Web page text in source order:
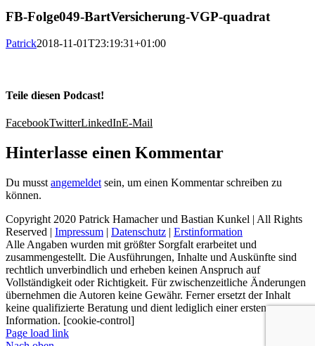
FB-Folge049-BartVersicherung-VGP-quadrat
Patrick2018-11-01T23:19:31+01:00
Teile diesen Podcast!
FacebookTwitterLinkedInE-Mail
Hinterlasse einen Kommentar
Du musst angemeldet sein, um einen Kommentar schreiben zu
können.
Copyright 2020 Patrick Hamacher und Bastian Kunkel | All Rights
Reserved | Impressum | Datenschutz | Erstinformation
Alle Angaben wurden mit größter Sorgfalt erarbeitet und
zusammengestellt. Die Ausführungen, Inhalte und Auskünfte sind
rechtlich unverbindlich und erheben keinen Anspruch auf
Vollständigkeit oder Richtigkeit. Für zwischenzeitliche Änderungen
übernehmen die Autoren keine Gewähr. Ferner ersetzt der Inhalt
keine qualifizierte Beratung und dient lediglich einer ersten
Information. [cookie-control]
Page load link